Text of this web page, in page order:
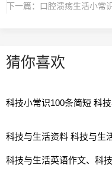
下一篇：
口腔溃疡生活小常
猜你喜欢
科技小常识100条简短 科
科技与生活资料 科技与生
科技与生活英语作文、科